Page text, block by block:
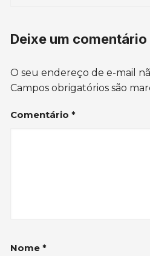
Deixe um comentário
O seu endereço de e-mail
Campos obrigatórios são
Comentário*
Nome*